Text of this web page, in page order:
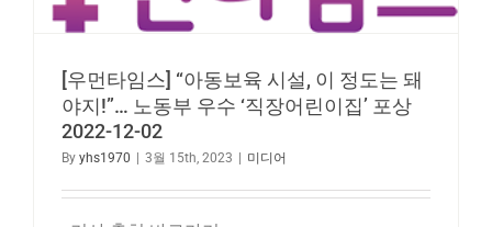
[우먼타임스] “아동보육 시설, 이 정도는 돼
야지!”… 노동부 우수 ‘직장어린이집’ 포상
2022-12-02
By yhs1970 | 3월 15th, 2023 | 미디어